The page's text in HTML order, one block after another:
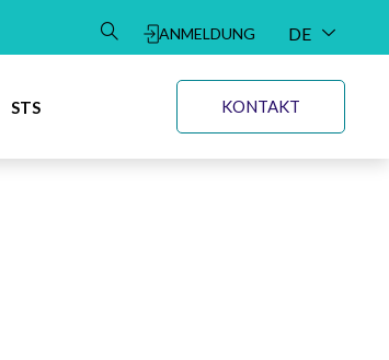
ANMELDUNG DE
EN
STS KONTAKT